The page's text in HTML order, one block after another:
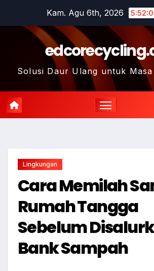
Kam. Agu 6th, 2026
Solusi Daur Ulang untuk
Lingkungan
Cara Memilah
Rumah Tangga
Sebelum
Bank Sampah